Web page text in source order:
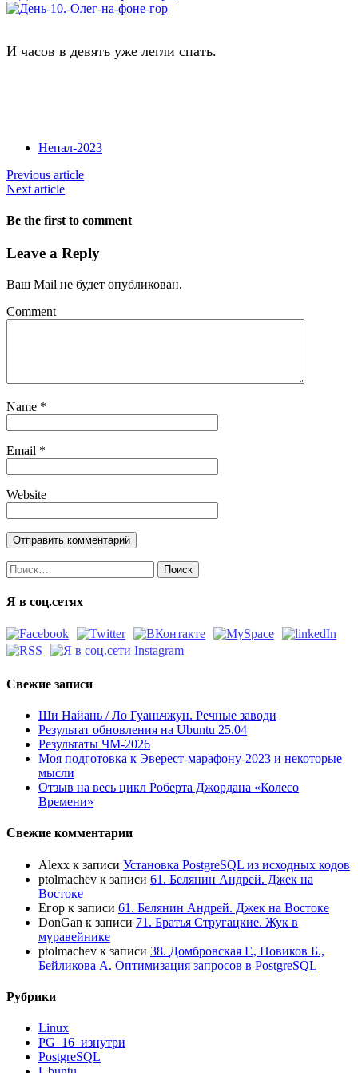
И часов в девять уже легли спать.
Непал-2023
Previous article
Next article
Be the first to comment
Leave a Reply
Ваш Mail не будет опубликован.
Comment
Name *
Email *
Website
Найти:
Я в соц.сетях
Свежие записи
Ши Найань / Ло Гуаньчжун. Речные заводи
Результат обновления на Ubuntu 25.04
Результаты ЧМ-2026
Моя подготовка к Эверест-марафону-2023 и некоторые
мысли
Отзыв на весь цикл Роберта Джордана «Колесо
Времени»
Свежие комментарии
Alexx к записи Установка PostgreSQL из исходных кодов
ptolmachev к записи 61. Белянин Андрей. Джек на
Востоке
Егор к записи 61. Белянин Андрей. Джек на Востоке
DonGan к записи 71. Братья Стругацкие. Жук в
муравейнике
ptolmachev к записи 38. Домбровская Г., Новиков Б.,
Бейликова А. Оптимизация запросов в PostgreSQL
Рубрики
Linux
PG_16_изнутри
PostgreSQL